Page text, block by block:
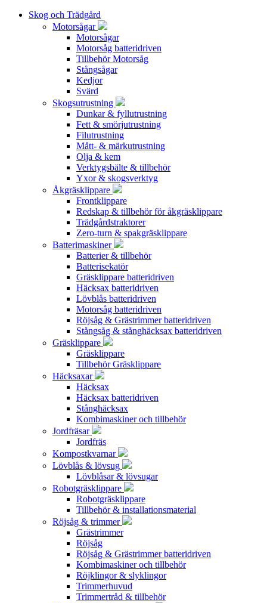
Skog och Trädgård
Motorsågar
Motorsågar
Motorsåg batteridriven
Tillbehör Motorsåg
Stångsågar
Kedjor
Svärd
Skogsutrustning
Dunkar & fyllutrustning
Fett & smörjutrustning
Filutrustning
Mått- & märkutrustning
Olja & kem
Verktygsbälte & tillbehör
Yxor & skogsverktyg
Åkgräsklippare
Frontklippare
Redskap & tillbehör för åkgräsklippare
Trädgårdstraktorer
Zero-turn & spakgräsklippare
Batterimaskiner
Batterier & tillbehör
Batterisekatör
Gräsklippare batteridriven
Häcksax batteridriven
Lövblås batteridriven
Motorsåg batteridriven
Röjsåg & Grästrimmer batteridriven
Stångsåg & stånghäcksax batteridriven
Gräsklippare
Gräsklippare
Tillbehör Gräsklippare
Häcksaxar
Häcksax
Häcksax batteridriven
Stånghäcksax
Kombimaskiner och tillbehör
Jordfräsar
Jordfräs
Kompostkvarnar
Lövblås & lövsug
Lövblåsar & lövsugar
Robotgräsklippare
Robotgräsklippare
Tillbehör & installationsmaterial
Röjsåg & trimmer
Grästrimmer
Röjsåg
Röjsåg & Grästrimmer batteridriven
Kombimaskiner och tillbehör
Röjklingor & slyklingor
Trimmerhuvud
Trimmertråd & tillbehör